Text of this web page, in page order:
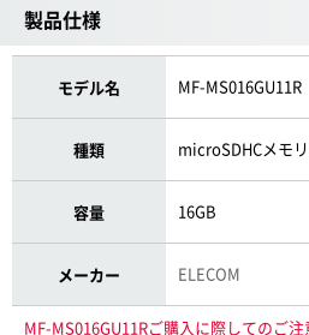
製品仕様
モデル名 MF-MS016GU11R
種類 microSDHCメモ
容量 16GB
メーカー ELECOM
MF-MS016GU11Rご購入に際してのご